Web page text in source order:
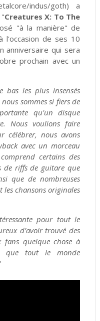
indus/goth) a
Creatures X: To The
"à la manière" de
l'occasion de ses 10
anniversaire qui sera
prochain avec un
bas les plus insensés
sommes si fiers de
qu'un disque
Nous voulions faire
célébrer, nous avons
avec un morceau
certains des
de riffs de guitare que
que de nombreuses
chansons originales
pour tout le
d’avoir trouvé des
fans quelque chose à
que tout le monde